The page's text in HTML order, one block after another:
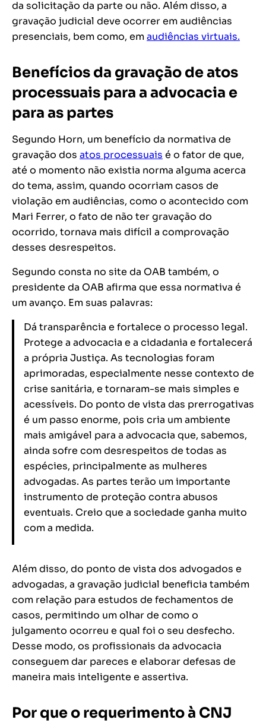
da solicitação da parte ou não. Além disso, a
gravação judicial deve ocorrer em audiências
presenciais, bem como, emaudiências virtuais.
Benefícios da gravação de atos
processuais para a advocacia e
para as partes
Segundo Horn, um benefício da normativa de
gravação dos atos processuais é o fator de que,
até o momento não existia norma alguma acerca
do tema, assim, quando ocorriam casos de
violação em audiências, como o acontecido com
Mari Ferrer, o fato de não ter gravação do
ocorrido, tornava mais difícil a comprovação
desses desrespeitos.
Segundo consta no site da OAB também, o
presidente da OAB afirma que essa normativa é
um avanço. Em suas palavras:
Dá transparência e fortalece o processo legal.
Protege a advocacia e a cidadania e fortalecerá
a própria Justiça. As tecnologias foram
aprimoradas, especialmente nesse contexto de
crise sanitária, e tornaram-se mais simples e
acessíveis. Do ponto de vista das prerrogativas
é um passo enorme, pois cria um ambiente
mais amigável para a advocacia que, sabemos,
ainda sofre com desrespeitos de todas as
espécies, principalmente as mulheres
advogadas. As partes terão um importante
instrumento de proteção contra abusos
eventuais. Creio que a sociedade ganha muito
com a medida.
Além disso, do ponto de vista dos advogados e
advogadas, a gravação judicial beneficia também
com relação para estudos de fechamentos de
casos, permitindo um olhar de como o
julgamento ocorreu e qual foi o seu desfecho.
Desse modo, os profissionais da advocacia
conseguem dar pareces e elaborar defesas de
maneira mais inteligente e assertiva.
Por que o requerimento à CNJ